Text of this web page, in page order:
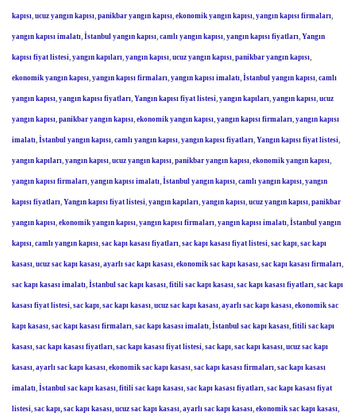
kapısı, ucuz yangın kapısı, panikbar yangın kapısı, ekonomik yangın kapısı, yangın kapısı firmaları,
yangın kapısı imalatı, İstanbul yangın kapısı, camlı yangın kapısı, yangın kapısı fiyatları, Yangın
kapısı fiyat listesi, yangın kapıları, yangın kapısı, ucuz yangın kapısı, panikbar yangın kapısı,
ekonomik yangın kapısı, yangın kapısı firmaları, yangın kapısı imalatı, İstanbul yangın kapısı, camlı
yangın kapısı, yangın kapısı fiyatları, Yangın kapısı fiyat listesi, yangın kapıları, yangın kapısı, ucuz
yangın kapısı, panikbar yangın kapısı, ekonomik yangın kapısı, yangın kapısı firmaları, yangın kapısı
imalatı, İstanbul yangın kapısı, camlı yangın kapısı, yangın kapısı fiyatları, Yangın kapısı fiyat listesi,
yangın kapıları, yangın kapısı, ucuz yangın kapısı, panikbar yangın kapısı, ekonomik yangın kapısı,
yangın kapısı firmaları, yangın kapısı imalatı, İstanbul yangın kapısı, camlı yangın kapısı, yangın
kapısı fiyatları, Yangın kapısı fiyat listesi, yangın kapıları, yangın kapısı, ucuz yangın kapısı, panikbar
yangın kapısı, ekonomik yangın kapısı, yangın kapısı firmaları, yangın kapısı imalatı, İstanbul yangın
kapısı, camlı yangın kapısı, sac kapı kasası fiyatları, sac kapı kasası fiyat listesi, sac kapı, sac kapı
kasası, ucuz sac kapı kasası, ayarlı sac kapı kasası, ekonomik sac kapı kasası, sac kapı kasası firmaları,
sac kapı kasası imalatı, İstanbul sac kapı kasası, fitili sac kapı kasası, sac kapı kasası fiyatları, sac kapı
kasası fiyat listesi, sac kapı, sac kapı kasası, ucuz sac kapı kasası, ayarlı sac kapı kasası, ekonomik sac
kapı kasası, sac kapı kasası firmaları, sac kapı kasası imalatı, İstanbul sac kapı kasası, fitili sac kapı
kasası, sac kapı kasası fiyatları, sac kapı kasası fiyat listesi, sac kapı, sac kapı kasası, ucuz sac kapı
kasası, ayarlı sac kapı kasası, ekonomik sac kapı kasası, sac kapı kasası firmaları, sac kapı kasası
imalatı, İstanbul sac kapı kasası, fitili sac kapı kasası, sac kapı kasası fiyatları, sac kapı kasası fiyat
listesi, sac kapı, sac kapı kasası, ucuz sac kapı kasası, ayarlı sac kapı kasası, ekonomik sac kapı kasası,